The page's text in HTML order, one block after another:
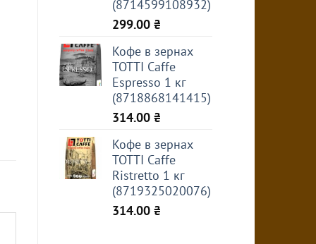
(8714599108932)
299.00 ₴
Кофе в зернах
TOTTI Caffe
Espresso 1 кг
(8718868141415)
314.00 ₴
Кофе в зернах
TOTTI Caffe
Ristretto 1 кг
(8719325020076)
314.00 ₴